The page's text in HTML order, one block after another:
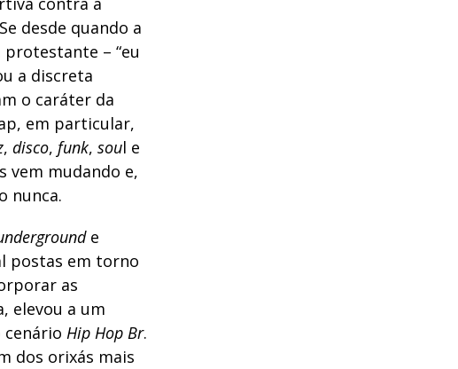
desde quando a
– “eu
a discreta
o caráter da
em particular,
, disco, funk, soul e
vem mudando e,
nunca.
e
postas em torno
as
elevou a um
cenário Hip Hop Br.
dos orixás mais